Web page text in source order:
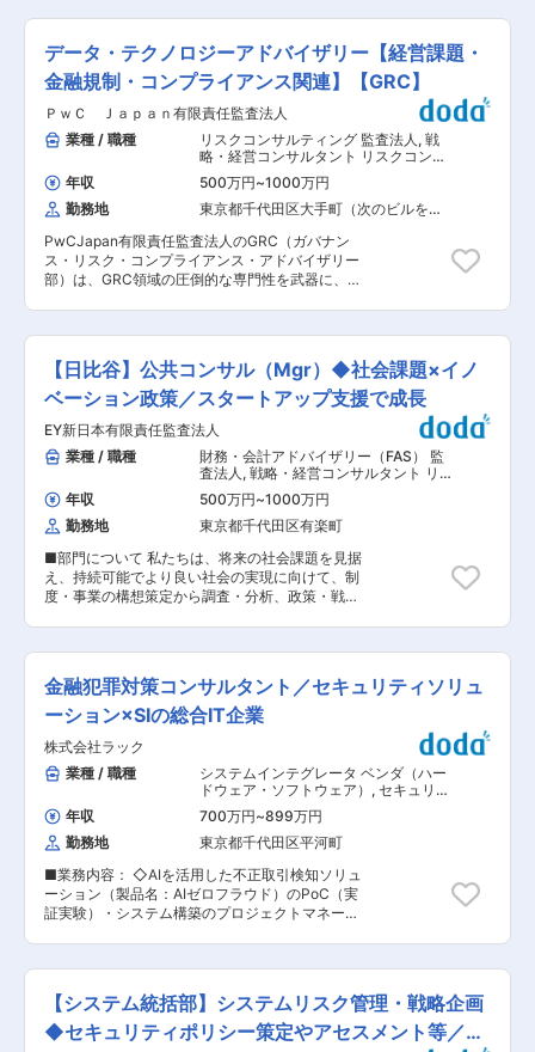
ング ・戦略リスク：シナリオプランニングの導入
と実装、経営リスクの可視化／定量化、事業計画
達成に向けたビジネスプロセスの真因分析 ・
ERM体制構築：リスクアペタイト設計、グループ
リスクマネジメント体制の高度化、リスクマネジ
メント体制診断、GRCツール導入、CSA高度化、
3line model構築 ・コンプライアンス：行動規範
の見直し、グループコンプライアンス体制の構
築、3Line of defenseをベースとしたモニタリン
グ体制の設計・導入 ・クライシスマネジメント：
インシデント発生時のエスカレーション・対応体
制の整備、事業継続計画（BCP）の高度化、クラ
イシス発生後の再発防止 ・サプライチェーンリス
ル企業に向けたリスク管理・サードパーティリス
ク管理フレームワークの導入、サードパーティの
領域等） ※所属：デロイト トーマツ リスクアド
バイザリー合同会社在籍（有限責任監査法人トー
マツに一部出向の可能性有） 変更の範囲：会社の
定める業務
ナンシャルグループ（MUFG）全体のITリスク管
理の高度化を推進いただきます。 ■業務内容：
・システム障害への対応力強化（コンティンジェ
ンシープランの定着化・実効性強化、障害発生の
真因分析、障害未然防止策の策定) ・システム部
門のオペレーショナル・レジリエンス強化施策の
企画・立案・推進 ・システム障害発生時の復旧サ
ポート（経営陣・業務部門⇔システム部門間の円
滑な情報連携、社内外向け報告資料作成等の後方
支援） ■配属予定部署： システム企画部 企画グ
ループ ◎システム部門_行員インタビュー
https://www.mysite.bk.mufg.jp/career/circle/system/article09/
■配属予定部署詳細： 当行及びMUFG全体のIT戦
略策定や資源運営の中枢を担い、様々なIT企画を
立案・遂行します。 ■魅力・やりがい： 経済活
動を根底から支える金融システムには、最高レベ
案・推進する業務は高難度ですが、スケールの大
きさや社会貢献性の高さは他の企業にない魅力で
あり、ITリスク管理のプロとして成長するまたと
ない機会です。 ■キャリアパス： ITリスクのプロ
フェッショナルとしてキャリアを重ねていくこと
を想定しています。将来的にはマネジメントとし
て同業務をリードしてもらうことを期待します。
また、同業務の経験を活かし、他のIT関連業務や
IT以外のリスク管理業務、業務部門側のIT/リスク
管理担当者などにチャレンジすることも可能で
す。 変更の範囲：会社の定める業務
データ・テクノロジーアドバイザリー【経営課題・
金融規制・コンプライアンス関連】【GRC】
ＰｗＣ Ｊａｐａｎ有限責任監査法人
業種 / 職種
リスクコンサルティング 監査法人 , 戦
略・経営コンサルタント リスクコンサ
ルタント
年収 500万円~1000万円
勤務地
東京都千代田区大手町（次のビルを除
PwCJapan有限責任監査法人のGRC（ガバナン
ス・リスク・コンプライアンス・アドバイザリー
部）は、GRC領域の圧倒的な専門性を武器に、こ
営課題の解決を支援しています。 【変更の範囲：
会社の定める業務】 ■【職務内容】 主に金融機
関に対して、クライアントが抱える経営課題・コ
ンプライアンス課題・事務上の課題等を分析し、
それらを効果的・効率的に解決するためのソリュ
ーションを考え出すことと、その導入に当たって
の上流検討（業務要件定義等）を行うことが主な
職務です。 当部は国内外のGRC領域に関する専
門知見を有するプロフェッショナルの集団であ
り、またPwCには日本のメンバーファーム及び
Global Networkのノウハウと知識にフルアクセス
できる環境が整っています。 また、今後データの
分析、分析・計測ツールの開発、ツールを活用し
たコンサルティング業務・Proof of Conceptの実
施といった業務の拡大を見込んでおり、IT及びデ
ジタルの知見や経験を持つ人材、もしくはそうい
局・顧客・社会に対する説明責任を果たしつつ、
適切な業務体制・効率的なオペレーション等を実
現できるよう支援することに、誇りとやりがいを
持って取り組んでいます。 ・候補者のご経験・強
み・希望を十分に理解したうえで、当部における
ポジションを検討いたします。 ・当部には各分野
において経験豊富な専門家が多数在籍しています
ので、現在未経験の分野を希望される場合でも、
当該分野の専門家となるまで十分なサポートを行
います。 ・当部では業務に参画するメンバー各々
の意見・主張を最大限取り入れつつ、最適なクラ
イアントサービスを追求しています。そのうえで
デジタルリテラシーを備えた人材に対しては多く
すので、関連する業務経験や普段お持ちの課題認
識等を最大限活用することができます。 変更の範
【日比谷】公共コンサル（Mgr）◆社会課題×イノ
ベーション政策／スタートアップ支援で成長
EY新日本有限責任監査法人
業種 / 職種
財務・会計アドバイザリー（FAS） 監
査法人 , 戦略・経営コンサルタント リ
スクコンサルタント
年収 500万円~1000万円
勤務地
東京都千代田区有楽町
■部門について 私たちは、将来の社会課題を見据
え、持続可能でより良い社会の実現に向けて、制
度・事業の構想策定から調査・分析、政策・戦略
民間企業にもサービスを提供しています。今回
は、「人」に関わる社会課題を扱うグループに
て、コンサルタントを募集します。官公庁・自治
体・企業・業界団体などを対象に、調査・分析、
政策・戦略立案、実行に向けた伴走支援を行いま
す。複雑で一筋縄ではいかない課題に対して、知
的好奇心をもって考え抜き、実行まで粘り強く取
り組める方のご応募をお待ちしています。 ■業務
内容 当事業部では豊富な経験と知識をもったプロ
フェッショナルが、クライアントの長期的な価値
創造を実証し、持続可能な社会の構築への実現に
貢献しています。官公庁等公的機関における政策
立案支援など各種サービスを提供しており、科学
技術・イノベーション政策や企業の研究開発戦略
などをテーマに、政策立案・戦略構築支援から事
業支援まで行います。オープンサイエンス／イノ
倫理的・長期的な視点を持って社会的な波及効果
を最大化します。 本募集では特に責任ある研究・
イノベーション領域に強い関心や経験をお持ちの
金融犯罪対策コンサルタント／セキュリティソリュ
ーション×SIの総合IT企業
株式会社ラック
業種 / 職種
システムインテグレータ ベンダ（ハー
ドウェア・ソフトウェア） , セキュリテ
ィコンサルタント・アナリスト リスク
コンサルタント
年収 700万円~899万円
勤務地
東京都千代田区平河町
■業務内容： ◇AIを活用した不正取引検知ソリュ
ーション（製品名：AIゼロフラウド）のPoC（実
証実験）・システム構築のプロジェクトマネージ
開発導入支援 ◇お客様が実施している金融犯罪対
策に対するコンサルティング ・お客様は金融機関
をはじめとする金融サービス事業者（○○Payな
どの資金移動業者などを含む）になります。 ・お
客様には直接サービスを提供する形が一般的です
【システム統括部】システムリスク管理・戦略企画
◆セキュリティポリシー策定やアセスメント等／在